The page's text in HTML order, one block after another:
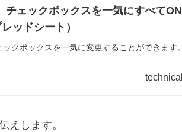
チェックボックスを一気にすべて
レッドシート）
クボックスを一気に変更することができます。
えします。